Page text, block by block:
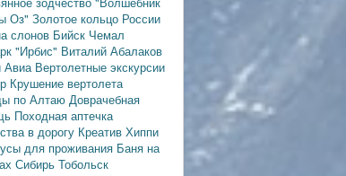
Оз" Золотое кольцо России
слонов Бийск Чемал
"Ирбис" Виталий Абалаков
Авиа Вертолетные экскурсии
Крушение вертолета
по Алтаю Доврачебная
Походная аптечка
в дорогу Креатив Хиппи
для проживания Баня на
Сибирь Тобольск